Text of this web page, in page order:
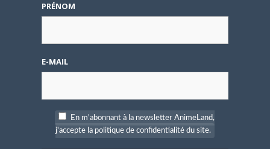
Avec Beyblade en octobre, cela fera trente ans que
L’Arc~en~Ciel interprète les génériques de séries…
ANIME
PRÉNOM
E-MAIL
En m'abonnant à la newsletter AnimeLand,
j'accepte la politique de confidentialité du site.